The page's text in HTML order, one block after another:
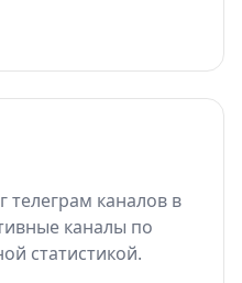
каналов в
каналы по
статистикой.